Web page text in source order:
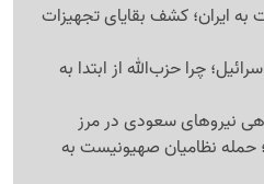
به ایران؛ کشف بقایای تجهیزات
چرا حزب‌الله از ابتدا به
نیروهای سعودی در مرز
حمله نظامیان صهیونیست به